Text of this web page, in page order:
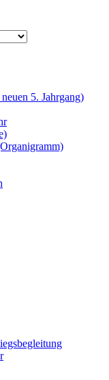
5. Jahrgang)